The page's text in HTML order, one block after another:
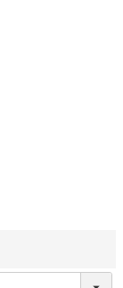
料 クッショ